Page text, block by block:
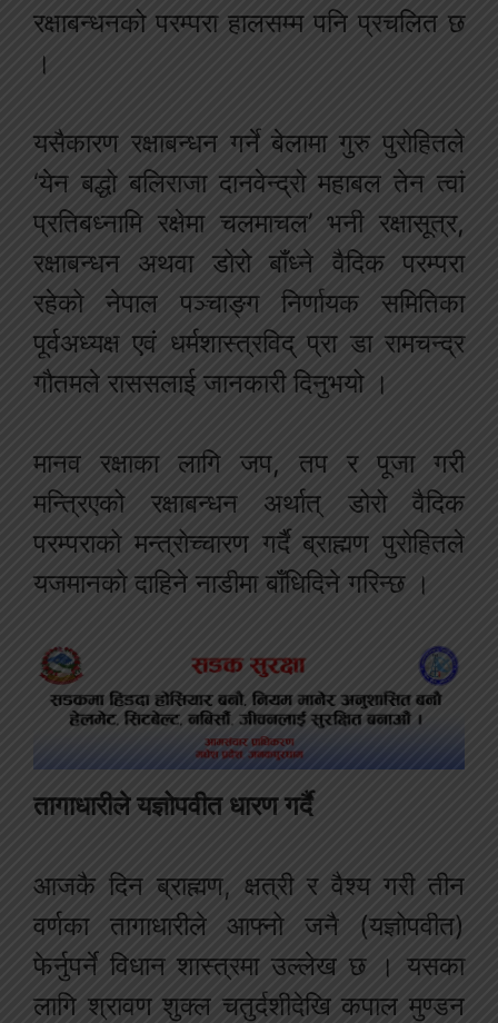
रक्षाबन्धनको परम्परा हालसम्म पनि प्रचलित छ
।
यसैकारण रक्षाबन्धन गर्ने बेलामा गुरु पुरोहितले
‘येन बद्धो बलिराजा दानवेन्द्रो महाबल तेन त्वां
प्रतिबध्नामि रक्षेमा चलमाचल’ भनी रक्षासूत्र,
रक्षाबन्धन अथवा डोरो बाँध्ने वैदिक परम्परा
रहेको नेपाल पञ्चाङ्ग निर्णायक समितिका
पूर्वअध्यक्ष एवं धर्मशास्त्रविद् प्रा डा रामचन्द्र
गौतमले राससलाई जानकारी दिनुभयो ।
मानव रक्षाका लागि जप, तप र पूजा गरी
मन्त्रिएको रक्षाबन्धन अर्थात् डोरो वैदिक
परम्पराको मन्त्रोच्चारण गर्दै ब्राह्मण पुरोहितले
यजमानको दाहिने नाडीमा बाँधिदिने गरिन्छ ।
तागाधारीले यज्ञोपवीत धारण गर्दै
आजकै दिन ब्राह्मण, क्षत्री र वैश्य गरी तीन
वर्णका तागाधारीले आफ्नो जनै (यज्ञोपवीत)
फेर्नुपर्ने विधान शास्त्रमा उल्लेख छ । यसका
लागि श्रावण शुक्ल चतुर्दशीदेखि कपाल मुण्डन